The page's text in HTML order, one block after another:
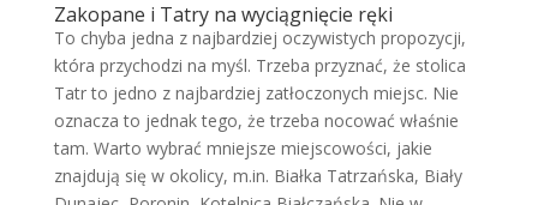
Zakopane i Tatry na wyciągnięcie ręki
To chyba jedna z najbardziej oczywistych propozycji,
która przychodzi na myśl. Trzeba przyznać, że stolica
Tatr to jedno z najbardziej zatłoczonych miejsc. Nie
oznacza to jednak tego, że trzeba nocować właśnie
tam. Warto wybrać mniejsze miejscowości, jakie
znajdują się w okolicy, m.in. Białka Tatrzańska, Biały